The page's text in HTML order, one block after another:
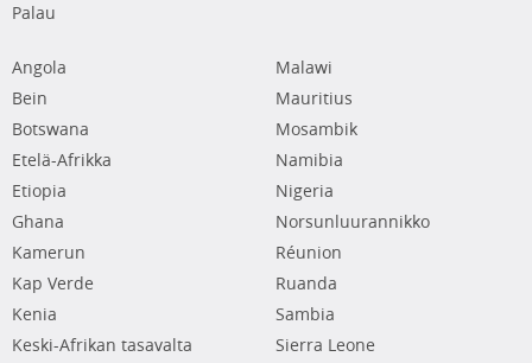
Palau
Angola
Bein
Botswana
Etelä-Afrikka
Etiopia
Ghana
Kamerun
Kap Verde
Kenia
Keski-Afrikan tasavalta
Malawi
Mauritius
Mosambik
Namibia
Nigeria
Norsunluurannikko
Réunion
Ruanda
Sambia
Sierra Leone